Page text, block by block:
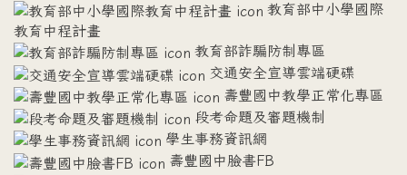
教育部中小學國際
教育中程計畫
教育部詐騙防制專區
交通安全宣導雲端硬碟
壽豐國中教學正常化專區
段考命題及審題機制
學生事務資訊網
壽豐國中臉書FB